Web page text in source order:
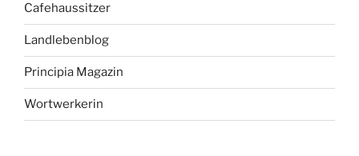
Cafehaussitzer
Landlebenblog
Principia Magazin
Wortwerkerin